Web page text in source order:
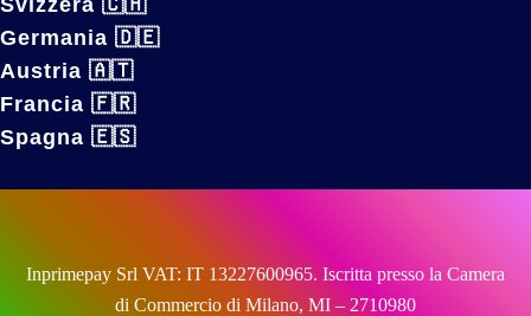
Germania 🇩🇪
Austria 🇦🇹
Francia 🇫🇷
Spagna 🇪🇸
Inprimepay Srl VAT: IT 13227600965. Iscritta presso la Camera
di Commercio di Milano, MI – 2710980